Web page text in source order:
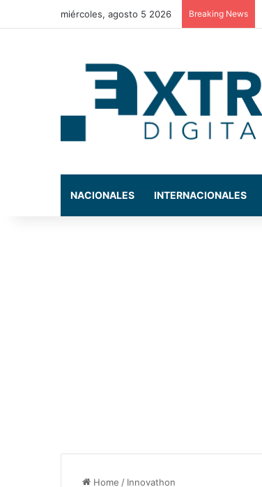
miércoles, agosto 5 2026 Breaking News
NACIONALES INTERNACIONALES
Home / Innovathon